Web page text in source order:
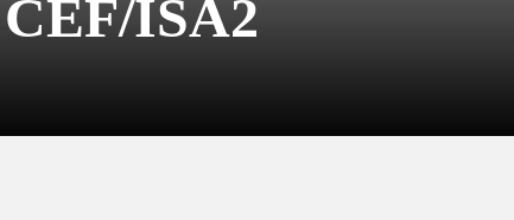
ISA2